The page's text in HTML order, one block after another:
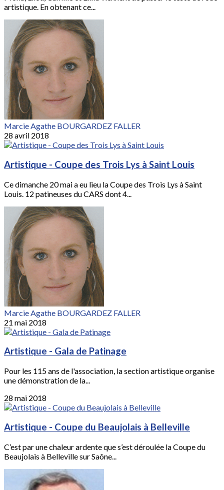
artistique. En obtenant ce...
Marcie Agathe BOURGARDEZ FALLER
28 avril 2018
Artistique - Coupe des Trois Lys à Saint Louis
Ce dimanche 20 mai a eu lieu la Coupe des Trois Lys à Saint
Louis. 12 patineuses du CARS dont 4...
Marcie Agathe BOURGARDEZ FALLER
21 mai 2018
Artistique - Gala de Patinage
Pour les 115 ans de l'association, la section artistique organise
une démonstration de la...
28 mai 2018
Artistique - Coupe du Beaujolais à Belleville
C’est par une chaleur ardente que s’est déroulée la Coupe du
Beaujolais à Belleville sur Saône...